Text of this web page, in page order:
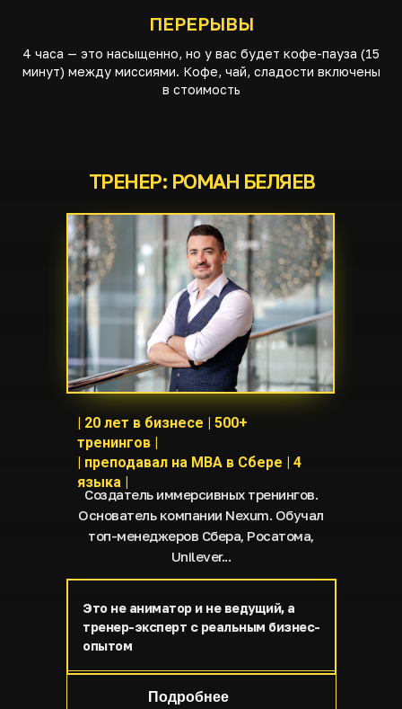
ПЕРЕРЫВЫ
4 часа — это насыщенно, но у вас будет кофе-пауза (15
минут) между миссиями. Кофе, чай, сладости включены
в стоимость
ТРЕНЕР: РОМАН БЕЛЯЕВ
Создатель иммерсивных тренингов.
Основатель компании Nexum. Обучал
топ-менеджеров Сбера, Росатома,
Unilever...
Это не аниматор и не ведущий, а
тренер-эксперт с реальным бизнес-
опытом
Подробнее
| 20 лет в бизнесе | 500+
тренингов |
| преподавал на MBA в Сбере | 4
языка |